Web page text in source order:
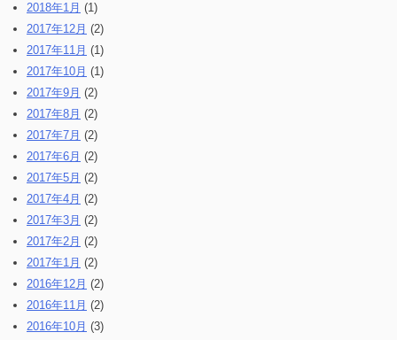
2018年1月 (1)
2017年12月 (2)
2017年11月 (1)
2017年10月 (1)
2017年9月 (2)
2017年8月 (2)
2017年7月 (2)
2017年6月 (2)
2017年5月 (2)
2017年4月 (2)
2017年3月 (2)
2017年2月 (2)
2017年1月 (2)
2016年12月 (2)
2016年11月 (2)
2016年10月 (3)